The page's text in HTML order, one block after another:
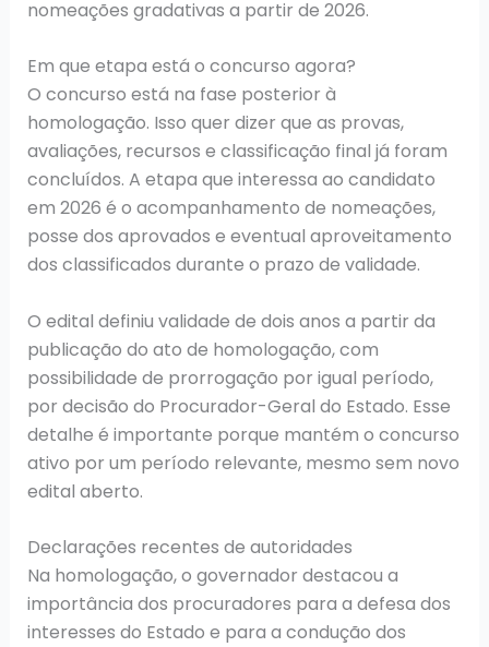
nomeações gradativas a partir de 2026.
Em que etapa está o concurso agora?
O concurso está na fase posterior à
homologação. Isso quer dizer que as provas,
avaliações, recursos e classificação final já foram
concluídos. A etapa que interessa ao candidato
em 2026 é o acompanhamento de nomeações,
posse dos aprovados e eventual aproveitamento
dos classificados durante o prazo de validade.
O edital definiu validade de dois anos a partir da
publicação do ato de homologação, com
possibilidade de prorrogação por igual período,
por decisão do Procurador-Geral do Estado. Esse
detalhe é importante porque mantém o concurso
ativo por um período relevante, mesmo sem novo
edital aberto.
Declarações recentes de autoridades
Na homologação, o governador destacou a
importância dos procuradores para a defesa dos
interesses do Estado e para a condução dos